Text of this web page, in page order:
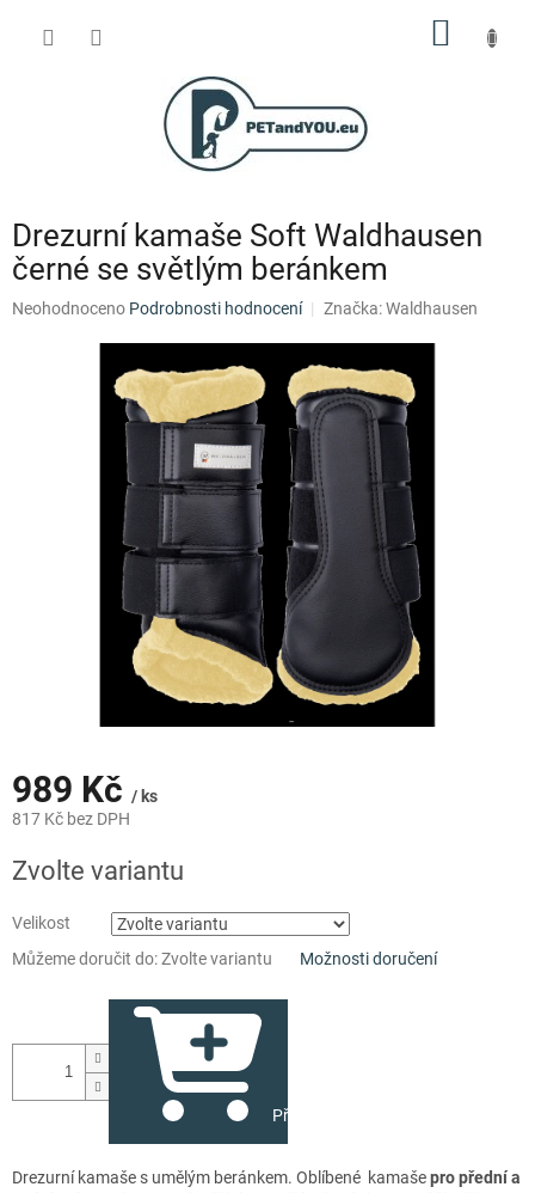
Drezurní kamaše Soft Waldhausen
černé se světlým beránkem
Průměrné
Neohodnoceno Podrobnosti hodnocení Značka:Waldhausen
989 Kč / ks
817 Kč bez DPH
cena:
Zvolte variantu
Velikost
Můžeme doručit do:Zvolte variantu Možnosti doručení
Přidat do košíku
Drezurní kamaše s umělým beránkem. Oblíbené kamašepro přední a